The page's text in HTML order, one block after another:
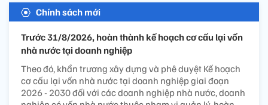
Chính sách mới
Trước 31/8/2026, hoàn thành kế hoạch cơ cấu lại vốn
nhà nước tại doanh nghiệp
Theo đó, khẩn trương xây dựng và phê duyệt Kế hoạch
cơ cấu lại vốn nhà nước tại doanh nghiệp giai đoạn
2026 - 2030 đối với các doanh nghiệp nhà nước, doanh